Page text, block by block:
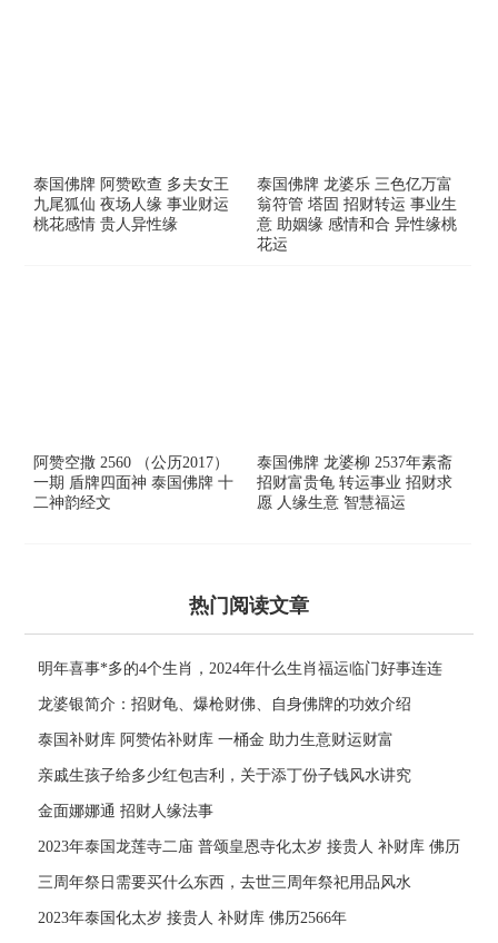
泰国佛牌 阿赞欧查 多夫女王
九尾狐仙 夜场人缘 事业财运
桃花感情 贵人异性缘
泰国佛牌 龙婆乐 三色亿万富
翁符管 塔固 招财转运 事业生
意 助姻缘 感情和合 异性缘桃
花运
阿赞空撒 2560 （公历2017）
一期 盾牌四面神 泰国佛牌 十
二神韵经文
泰国佛牌 龙婆柳 2537年素斋
招财富贵龟 转运事业 招财求
愿 人缘生意 智慧福运
热门阅读文章
明年喜事*多的4个生肖，2024年什么生肖福运临门好事连连
龙婆银简介：招财龟、爆枪财佛、自身佛牌的功效介绍
泰国补财库 阿赞佑补财库 一桶金 助力生意财运财富
亲戚生孩子给多少红包吉利，关于添丁份子钱风水讲究
金面娜娜通 招财人缘法事
2023年泰国龙莲寺二庙 普颂皇恩寺化太岁 接贵人 补财库 佛历
2566年
三周年祭日需要买什么东西，去世三周年祭祀用品风水
2023年泰国化太岁 接贵人 补财库 佛历2566年